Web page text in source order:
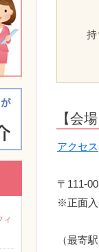
持
【会
アクセス
〒111-
※正面入
（最寄駅
ィ